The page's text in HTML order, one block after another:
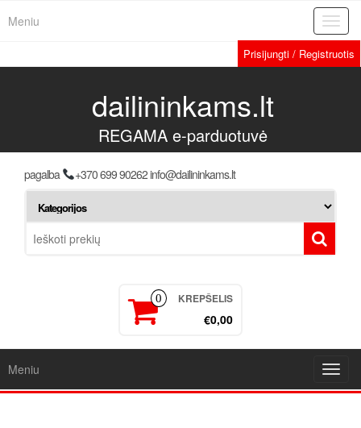
Meniu
Prisijungti / Registruotis
dailininkams.lt
REGAMA e-parduotuvė
pagalba +370 699 90262 info@dailininkams.lt
0 KREPŠELIS
€0,00
Meniu